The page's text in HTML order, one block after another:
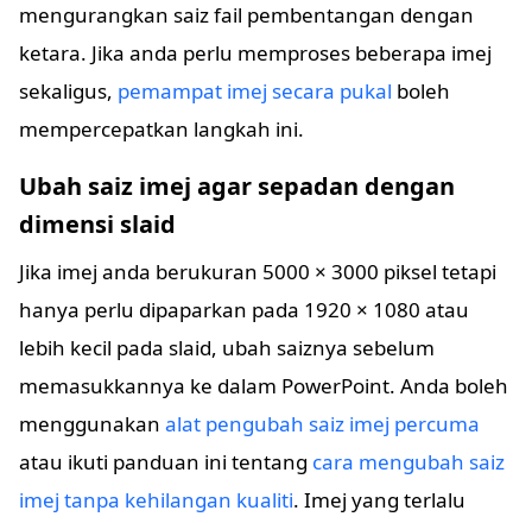
mengurangkan saiz fail pembentangan dengan
ketara. Jika anda perlu memproses beberapa imej
sekaligus, pemampat imej secara pukal boleh
mempercepatkan langkah ini.
Ubah saiz imej agar sepadan dengan
dimensi slaid
Jika imej anda berukuran 5000 × 3000 piksel tetapi
hanya perlu dipaparkan pada 1920 × 1080 atau
lebih kecil pada slaid, ubah saiznya sebelum
memasukkannya ke dalam PowerPoint. Anda boleh
menggunakan alat pengubah saiz imej percuma
atau ikuti panduan ini tentang cara mengubah saiz
imej tanpa kehilangan kualiti. Imej yang terlalu